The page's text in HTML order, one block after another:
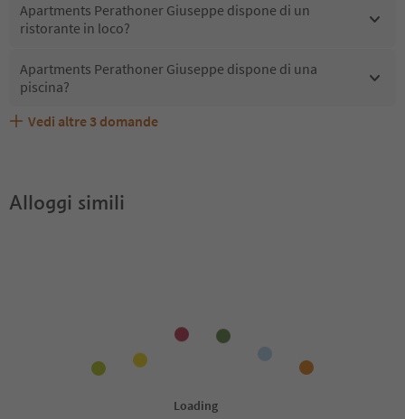
Apartments Perathoner Giuseppe dispone di un
ristorante in loco?
Apartments Perathoner Giuseppe dispone di una
piscina?
Apartments Perathoner Giuseppe accetta animali
Quali servizi/attività sono disponibili presso Apartments
Gli ospiti di Apartments Perathoner Giuseppe ricevono
Vedi altre 3 domande
Alloggi simili